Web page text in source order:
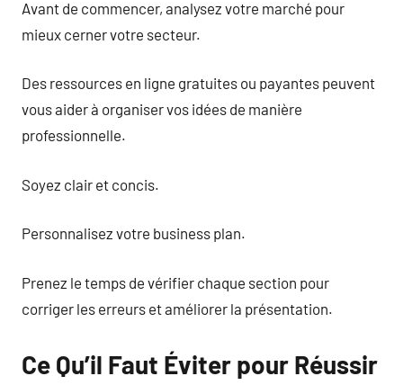
Avant de commencer, analysez votre marché pour
mieux cerner votre secteur.
Des ressources en ligne gratuites ou payantes peuvent
vous aider à organiser vos idées de manière
professionnelle.
Soyez clair et concis.
Personnalisez votre business plan.
Prenez le temps de vérifier chaque section pour
corriger les erreurs et améliorer la présentation.
Ce Qu’il Faut Éviter pour Réussir